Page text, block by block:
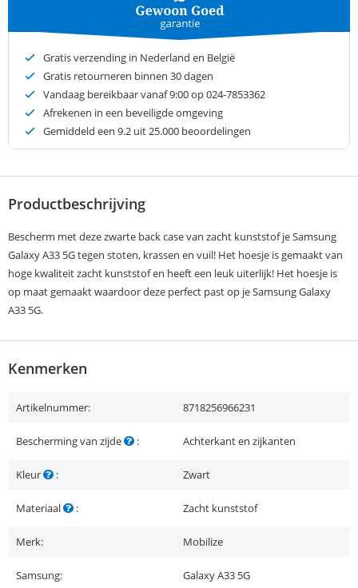
Gratis verzending in Nederland en België
Gratis retourneren binnen 30 dagen
Vandaag bereikbaar vanaf 9:00 op 024-7853362
Afrekenen in een beveiligde omgeving
Gemiddeld een 9.2 uit 25.000 beoordelingen
Productbeschrijving
Bescherm met deze zwarte back case van zacht kunststof je Samsung
Galaxy A33 5G tegen stoten, krassen en vuil! Het hoesje is gemaakt van
hoge kwaliteit zacht kunststof en heeft een leuk uiterlijk! Het hoesje is
op maat gemaakt waardoor deze perfect past op je Samsung Galaxy
A33 5G.
Kenmerken
Artikelnummer: 8718256966231
Bescherming van zijde : Achterkant en zijkanten
Kleur : Zwart
Materiaal : Zacht kunststof
Merk: Mobilize
Samsung: Galaxy A33 5G